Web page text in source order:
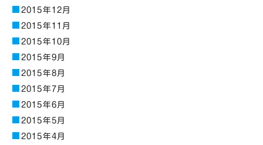
2015年12月
2015年11月
2015年10月
2015年9月
2015年8月
2015年7月
2015年6月
2015年5月
2015年4月